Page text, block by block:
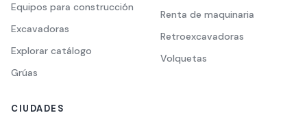
Equipos para construcción
Excavadoras
Explorar catálogo
Grúas
Renta de maquinaria
Retroexcavadoras
Volquetas
CIUDADES